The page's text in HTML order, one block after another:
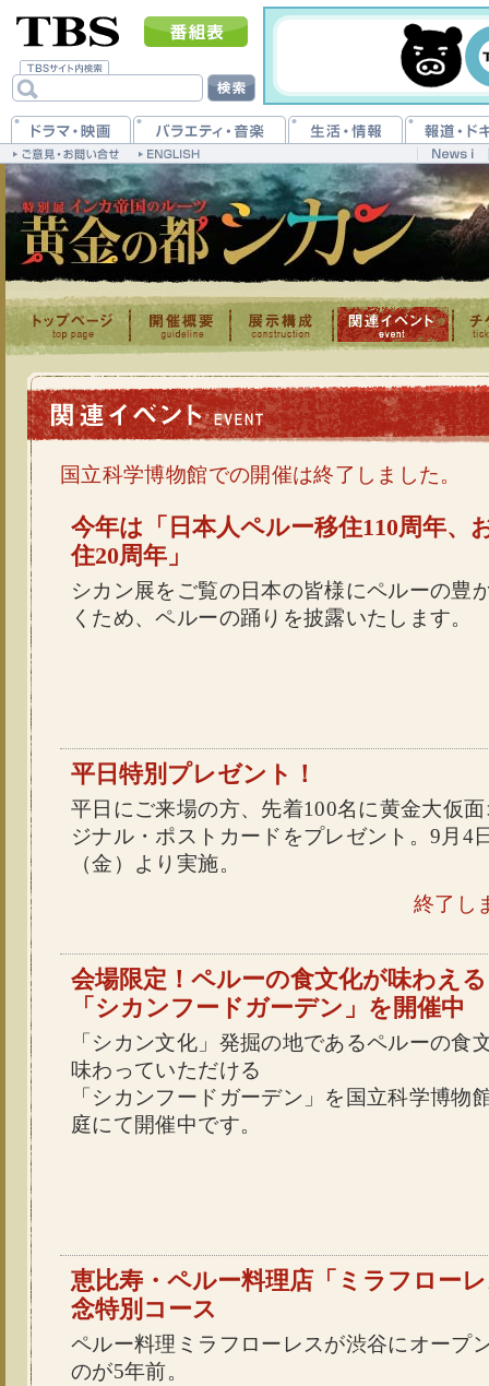
国立科学博物館での開催は終了しました。
今年は「日本人ペルー移住110周年、
住20周年」
シカン展をご覧の日本の皆様にペルーの豊
くため、ペルーの踊りを披露いたします。
平日特別プレゼント！
平日にご来場の方、先着100名に黄金大仮
ジナル・ポストカードをプレゼント。9月4
（金）より実施。
終了し
会場限定！ペルーの食文化が味わえる
「シカンフードガーデン」を開催中
「シカン文化」発掘の地であるペルーの食
味わっていただける
「シカンフードガーデン」を国立科学博物
庭にて開催中です。
恵比寿・ペルー料理店「ミラフロー
念特別コース
ペルー料理ミラフローレスが渋谷にオープ
のが5年前。